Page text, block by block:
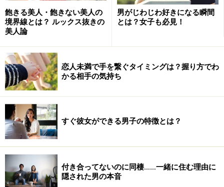
飽きる美人・飽きない美人の
境界線とは？ ルックス抜きの
美人論
男がじわじわ好きになる瞬間
とは？女子も必見！
恋人未満で手を繋ぐタイミングは？握り方でわ
かる相手の気持ち
すぐ彼女ができる男子の特徴とは？
付き合ってないのに同棲……一緒に住む理由に
隠された男の本音